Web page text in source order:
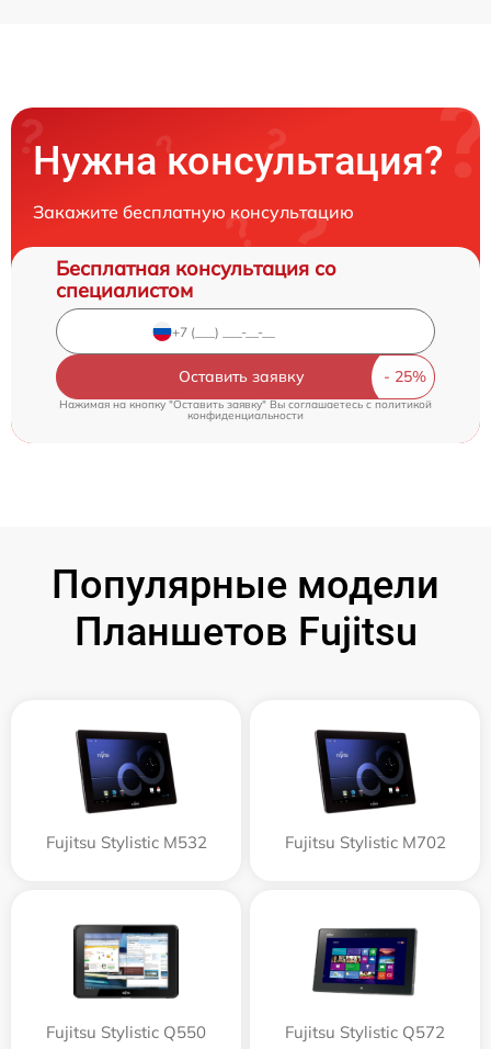
Нужна консультация?
Закажите бесплатную консультацию
Бесплатная консультация со
специалистом
Оставить заявку
Нажимая на кнопку "Оставить заявку" Вы соглашаетесь c политикой
конфиденциальности
Популярные модели
Планшетов Fujitsu
Fujitsu Stylistic M532 Fujitsu Stylistic M702
Fujitsu Stylistic Q550 Fujitsu Stylistic Q572